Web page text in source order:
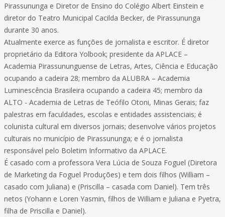
Pirassununga e Diretor de Ensino do Colégio Albert Einstein e
diretor do Teatro Municipal Cacilda Becker, de Pirassununga
durante 30 anos.
Atualmente exerce as funções de jornalista e escritor. É diretor
proprietário da Editora Yolbook; presidente da APLACE –
Academia Pirassununguense de Letras, Artes, Ciência e Educação
ocupando a cadeira 28; membro da ALUBRA – Academia
Luminescência Brasileira ocupando a cadeira 45; membro da
ALTO - Academia de Letras de Teófilo Otoni, Minas Gerais; faz
palestras em faculdades, escolas e entidades assistenciais; é
colunista cultural em diversos jornais; desenvolve vários projetos
culturais no município de Pirassununga; e é o jornalista
responsável pelo Boletim Informativo da APLACE.
É casado com a professora Vera Lúcia de Souza Foguel (Diretora
de Marketing da Foguel Produções) e tem dois filhos (William –
casado com Juliana) e (Priscilla – casada com Daniel). Tem três
netos (Yohann e Loren Yasmin, filhos de William e Juliana e Pyetra,
filha de Priscilla e Daniel).